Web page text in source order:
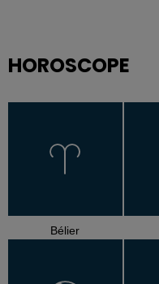
HOROSCOPE
Bélier